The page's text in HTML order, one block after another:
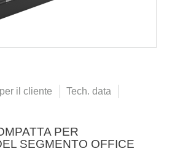
il cliente
Tech. data
PER
SEGMENTO OFFICE